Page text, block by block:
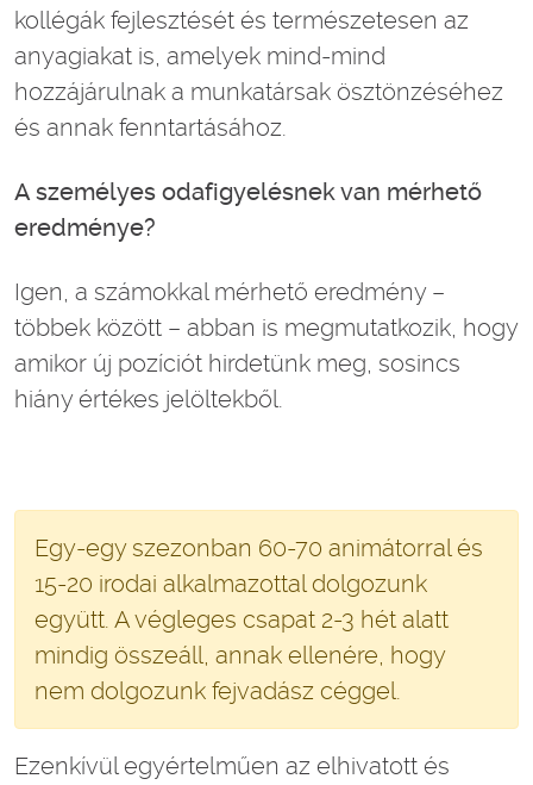
kollégák fejlesztését és természetesen az
anyagiakat is, amelyek mind-mind
hozzájárulnak a munkatársak ösztönzéséhez
és annak fenntartásához.
A személyes odafigyelésnek van mérhető
eredménye?
Igen, a számokkal mérhető eredmény –
többek között – abban is megmutatkozik, hogy
amikor új pozíciót hirdetünk meg, sosincs
hiány értékes jelöltekből.
Egy-egy szezonban 60-70 animátorral és
15-20 irodai alkalmazottal dolgozunk
együtt. A végleges csapat 2-3 hét alatt
mindig összeáll, annak ellenére, hogy
nem dolgozunk fejvadász céggel.
Ezenkívül egyértelműen az elhivatott és